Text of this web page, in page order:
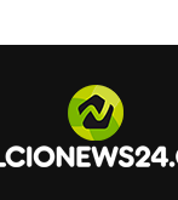
essere un
finale si è